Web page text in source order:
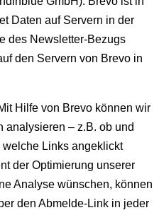
Daten auf Servern in der
des Newsletter-Bezugs
den Servern von Brevo in
Hilfe von Brevo können wir
analysieren – z.B. ob und
Links angeklickt
der Optimierung unserer
Analyse wünschen, können
den Abmelde-Link in jeder